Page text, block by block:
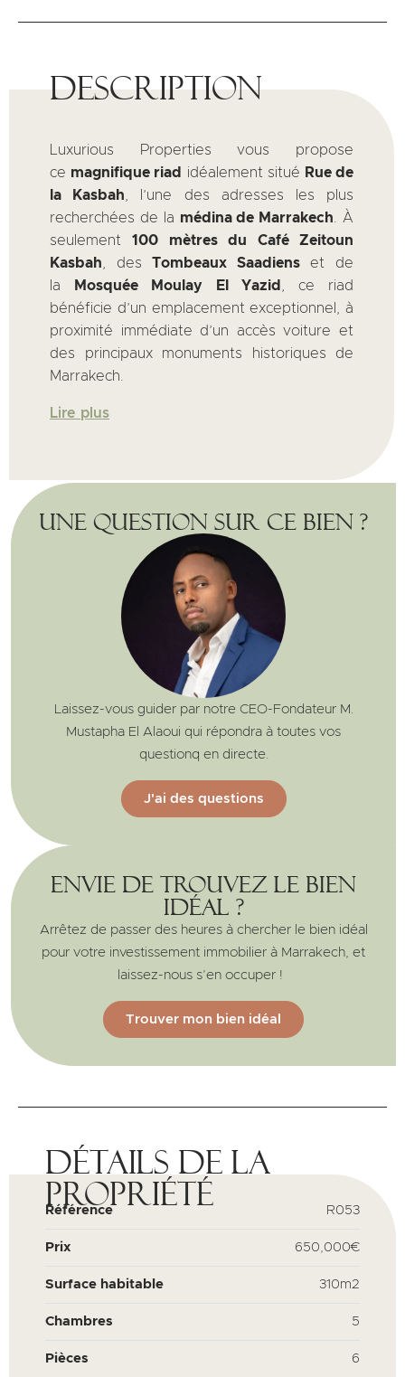
Description
Luxurious Properties vous propose
ce magnifique riad idéalement situé Rue de
la Kasbah , l’une des adresses les plus
recherchées de la médina de Marrakech . À
seulement100 mètres du Café Zeitoun
Kasbah , desTombeaux Saadienset de
la
Mosquée Moulay El Yazid
, ce riad
bénéficie d’un emplacement exceptionnel, à
proximité immédiate d’un accès voiture et
des principaux monuments historiques de
Marrakech.
Lire plus
Envie de trouvez le bien
idéal ?
Arrêtez de passer des heures à chercher le bien idéal
pour votre investissement immobilier à Marrakech, et
laissez-nous s’en occuper !
Trouver mon bien idéal
Une question sur ce bien ?
Laissez-vous guider par notre CEO-Fondateur M.
Mustapha El Alaoui qui répondra à toutes vos
questionq en directe.
J'ai des questions
Détails de la
propriété
Référence R053
Prix 650,000€
Surface habitable 310m2
Chambres 5
Pièces 6